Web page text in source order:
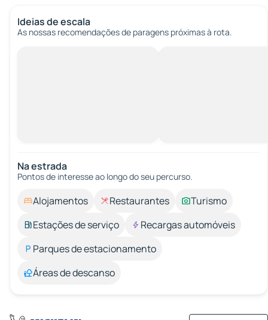
Ideias de escala
As nossas recomendações de paragens próximas à rota.
Na estrada
Pontos de interesse ao longo do seu percurso.
Alojamentos Restaurantes
Turismo
Estações de serviço
Recargas automóveis
Parques de estacionamento
Áreas de descanso